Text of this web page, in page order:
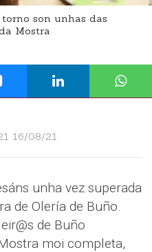
son unhas das
Mostra
16/08/21
unha vez superada
de Olería de Buño.
de Buño
moi completa,